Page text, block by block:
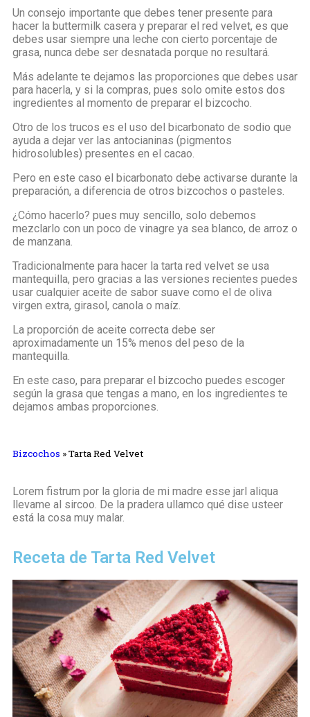
Un consejo importante que debes tener presente para
hacer la buttermilk casera y preparar el red velvet, es que
debes usar siempre una leche con cierto porcentaje de
grasa, nunca debe ser desnatada porque no resultará.
Más adelante te dejamos las proporciones que debes usar
para hacerla, y si la compras, pues solo omite estos dos
ingredientes al momento de preparar el bizcocho.
Otro de los trucos es el uso del bicarbonato de sodio que
ayuda a dejar ver las antocianinas (pigmentos
hidrosolubles) presentes en el cacao.
Pero en este caso el bicarbonato debe activarse durante la
preparación, a diferencia de otros bizcochos o pasteles.
¿Cómo hacerlo? pues muy sencillo, solo debemos
mezclarlo con un poco de vinagre ya sea blanco, de arroz o
de manzana.
Tradicionalmente para hacer la tarta red velvet se usa
mantequilla, pero gracias a las versiones recientes puedes
usar cualquier aceite de sabor suave como el de oliva
virgen extra, girasol, canola o maíz.
La proporción de aceite correcta debe ser
aproximadamente un 15% menos del peso de la
mantequilla.
En este caso, para preparar el bizcocho puedes escoger
según la grasa que tengas a mano, en los ingredientes te
dejamos ambas proporciones.
Bizcochos »Tarta Red Velvet
Lorem fistrum por la gloria de mi madre esse jarl aliqua
llevame al sircoo. De la pradera ullamco qué dise usteer
está la cosa muy malar.
Receta de Tarta Red Velvet